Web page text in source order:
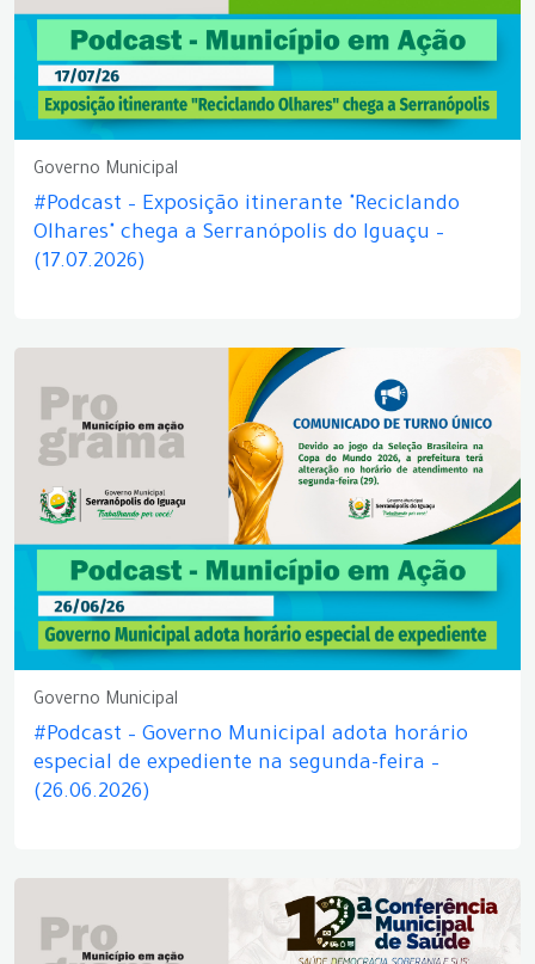
Governo Municipal
#Podcast – Exposição itinerante "Reciclando
Olhares" chega a Serranópolis do Iguaçu –
(17.07.2026)
Governo Municipal
#Podcast – Governo Municipal adota horário
especial de expediente na segunda-feira –
(26.06.2026)